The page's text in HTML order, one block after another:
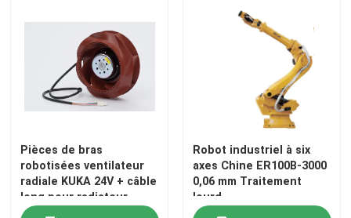
Pièces de bras
robotisées ventilateur
radiale KUKA 24V + câble
long pour radiateur
KRC4
Robot industriel à six
axes Chine ER100B-3000
0,06 mm Traitement
lourd